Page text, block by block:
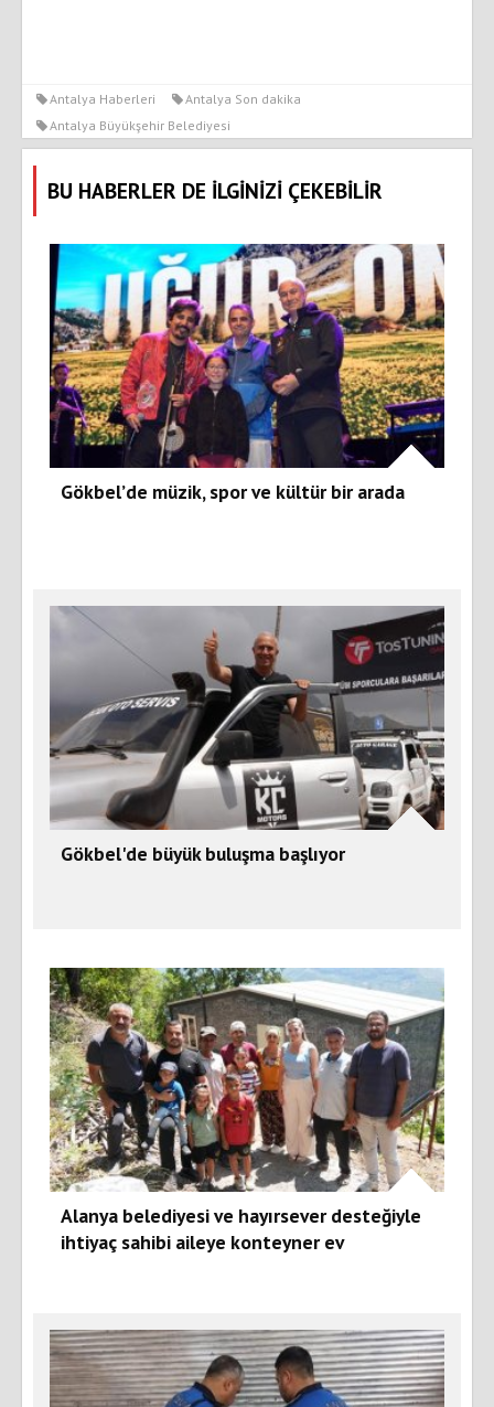
Antalya Haberleri
Antalya Son dakika
Antalya Büyükşehir Belediyesi
BU HABERLER DE İLGİNİZİ ÇEKEBİLİR
Gökbel’de müzik, spor ve kültür bir arada
Gökbel'de büyük buluşma başlıyor
Alanya belediyesi ve hayırsever desteğiyle
ihtiyaç sahibi aileye konteyner ev